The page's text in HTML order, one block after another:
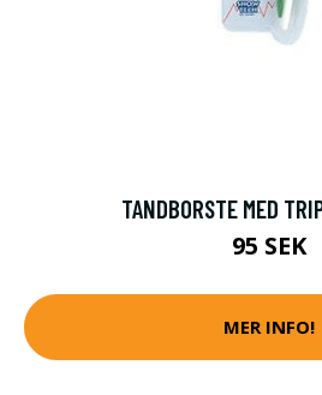
TANDBORSTE MED
95 SEK
MER INFO!